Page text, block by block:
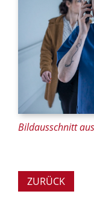
Bildausschnitt
ZURÜCK